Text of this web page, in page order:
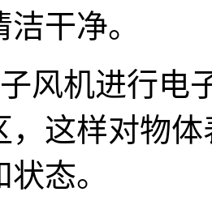
干净。
风机进行电
，这样对物
态。